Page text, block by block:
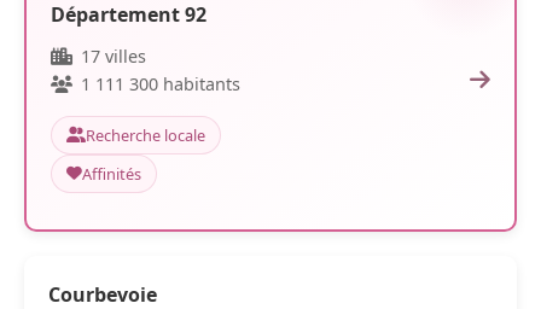
Département 92
17 villes
1 111 300 habitants
Recherche locale
Affinités
Courbevoie